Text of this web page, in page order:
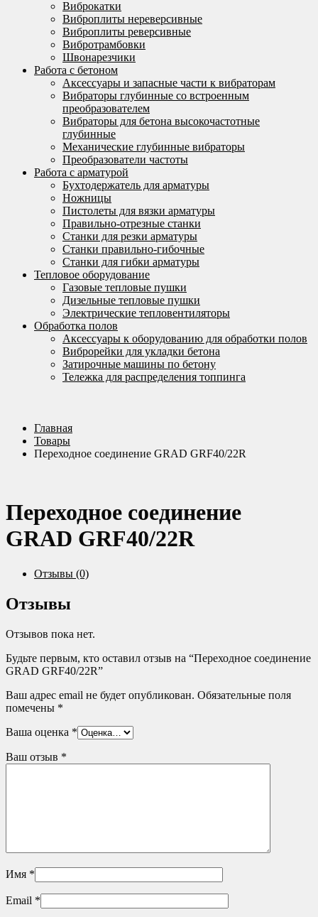
Виброкатки
Виброплиты нереверсивные
Виброплиты реверсивные
Вибротрамбовки
Швонарезчики
Работа с бетоном
Аксессуары и запасные части к вибраторам
Вибраторы глубинные со встроенным
преобразователем
Вибраторы для бетона высокочастотные
глубинные
Механические глубинные вибраторы
Преобразователи частоты
Работа с арматурой
Бухтодержатель для арматуры
Ножницы
Пистолеты для вязки арматуры
Правильно-отрезные станки
Станки для резки арматуры
Станки правильно-гибочные
Станки для гибки арматуры
Тепловое оборудование
Газовые тепловые пушки
Дизельные тепловые пушки
Электрические тепловентиляторы
Обработка полов
Аксессуары к оборудованию для обработки полов
Виброрейки для укладки бетона
Затирочные машины по бетону
Тележка для распределения топпинга
Главная
Товары
Переходное соединение GRAD GRF40/22R
Переходное соединение
GRAD GRF40/22R
Отзывы (0)
Отзывы
Отзывов пока нет.
Будьте первым, кто оставил отзыв на “Переходное соединение
GRAD GRF40/22R”
Ваш адрес email не будет опубликован. Обязательные поля
помечены *
Ваша оценка *
Ваш отзыв *
Имя *
Email *